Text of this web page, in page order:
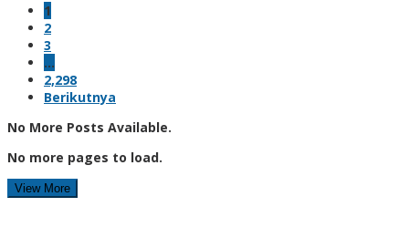
1
2
3
…
2,298
Berikutnya
No More Posts Available.
No more pages to load.
View More